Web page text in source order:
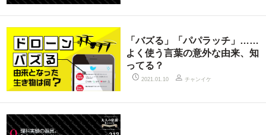
「バズる」「パパラッチ」……
よく使う言葉の意外な由来、知
ってる？
2021.01.10 チャンイケ